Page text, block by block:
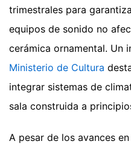
trimestrales para
equipos de sonido no
cerámica ornamental. Un
Ministerio de Cultura
integrar sistemas de
sala construida a
A pesar de los avances